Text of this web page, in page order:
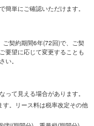
単にご確認いただけます。
ご契約期間6年(72回)で、ご契
要望に応じて変更することも
い。
て見える場合があります。
。リース料は税率改定その他